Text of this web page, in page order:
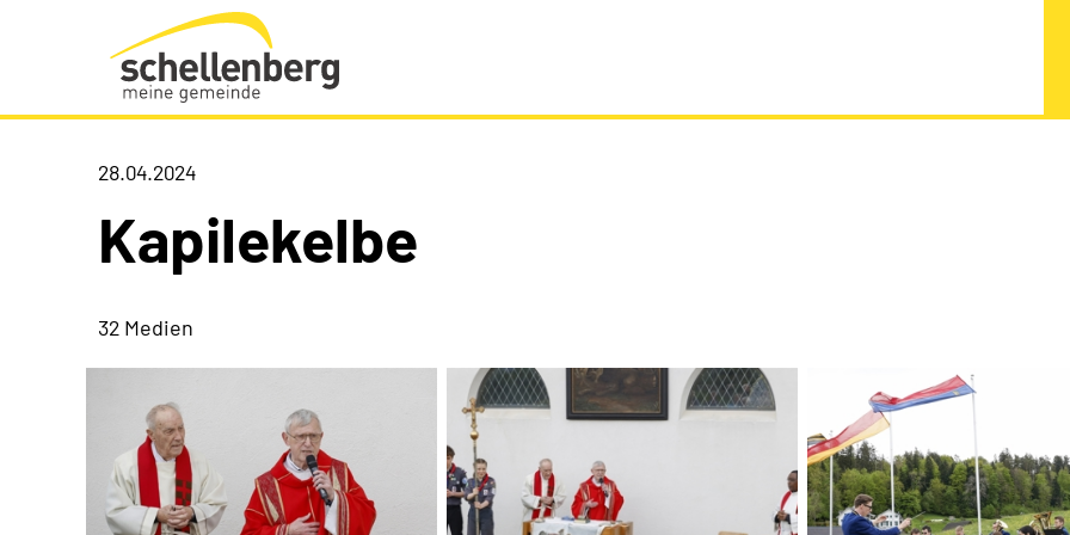
Gemeinde Schellenberg Startseite
28.04.2024
Kapilekelbe
32 Medien